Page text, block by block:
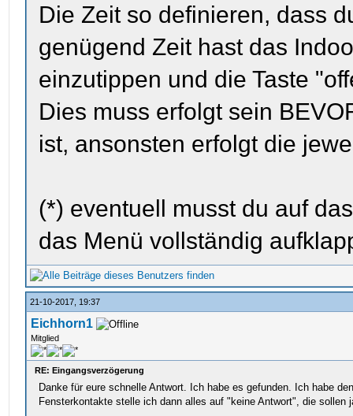
Die Zeit so definieren, dass
genügend Zeit hast das
einzutippen und die Taste
Dies muss erfolgt sein
ist, ansonsten erfolgt die
(*) eventuell musst du auf
das Menü vollständig
21-10-2017, 19:37
Eichhorn1
Mitglied
RE: Eingangsverzögerung
Danke für eure schnelle Antwort. Ich habe es gefunden. Ich habe
Fensterkontakte stelle ich dann alles auf "keine Antwort", die sollen